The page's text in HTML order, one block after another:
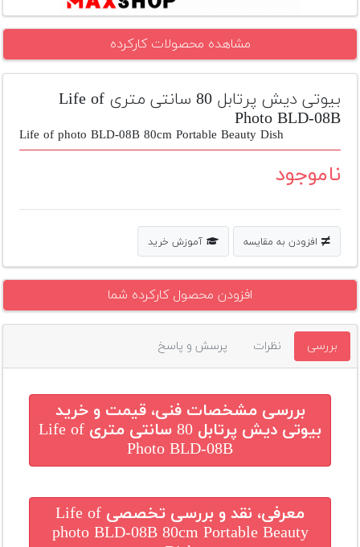
پلاس
افزودن
محصول
دوم
لیست
بله
مشاهده محصولات کارکرده
بیوتی دیش پرتابل 80 سانتی متری Life of
Photo BLD-08B
Life of photo BLD-08B 80cm Portable Beauty Dish
ناموجود
افزودن به مقایسه آموزش خرید
افزودن محصول کارکرده شما
بررسی نظرات پرسش و پاسخ
بررسی مشخصات فنی، قیمت و خرید
بیوتی دیش پرتابل 80 سانتی متری Life of
Photo BLD-08B
معرفی، نقد و بررسی تخصصی Life of
photo BLD-08B 80cm Portable Beauty